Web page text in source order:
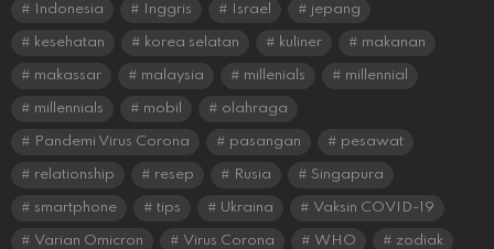
Indonesia Inggris Israel jepang
kesehatan korea selatan kuliner makanan
makassar malaysia millenials millennial
millennials mobil olahraga
Pandemi Virus Corona pasangan pesawat
relationship resep Rusia Singapura
smartphone tips Ukraina Vaksin COVID-19
Varian Omicron Virus Corona WHO zodiak